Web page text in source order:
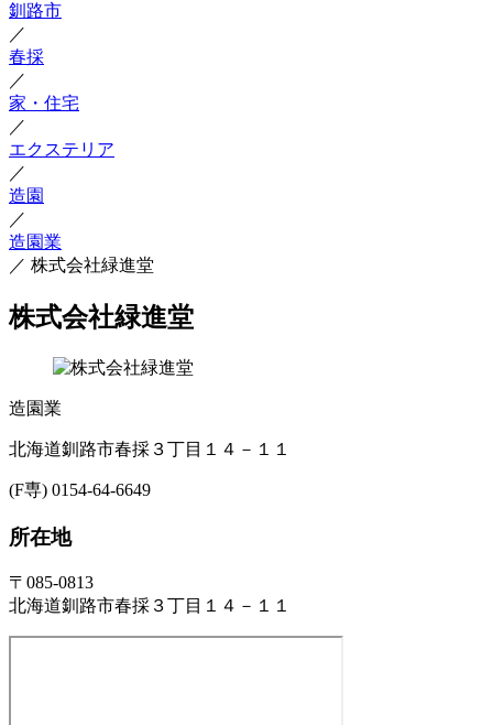
釧路市
／
春採
／
家・住宅
／
エクステリア
／
造園
／
造園業
／ 株式会社緑進堂
株式会社緑進堂
造園業
北海道釧路市春採３丁目１４－１１
(F専) 0154-64-6649
所在地
〒085-0813
北海道釧路市春採３丁目１４－１１